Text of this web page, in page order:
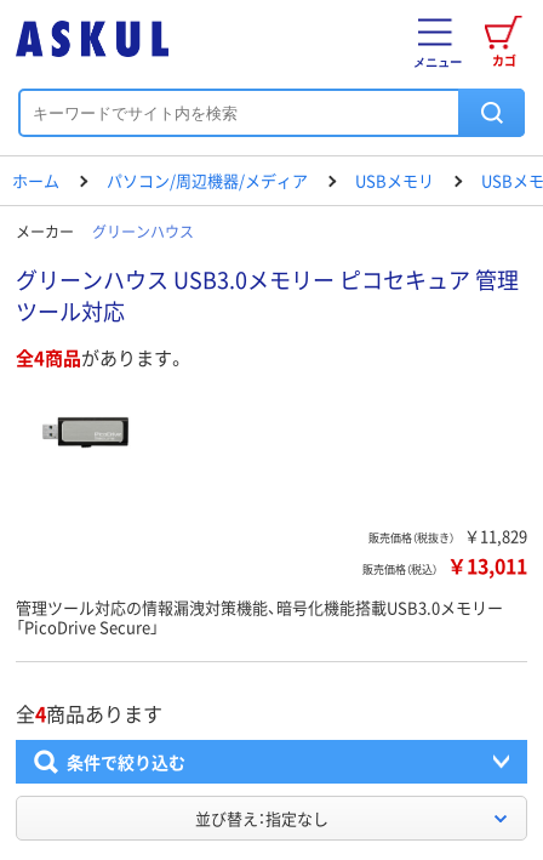
カゴ
メニュー
ホーム パソコン/周辺機器/メディア USBメモリ USBメ
メーカー グリーンハウス
グリーンハウス USB3.0メモリー ピコセキュア 管理
ツール対応
全4商品があります。
販売価格（税抜き） ￥11,829
販売価格（税込） ￥13,011
管理ツール対応の情報漏洩対策機能、暗号化機能搭載USB3.0メモリー
「PicoDrive Secure」
全4商品あります
条件で絞り込む
並び替え：指定なし